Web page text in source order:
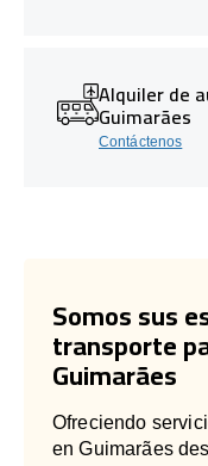
Alquiler de
Guimarães
Contáctenos
Somos sus
transporte
Guimarães
Ofreciendo
en Guimarães